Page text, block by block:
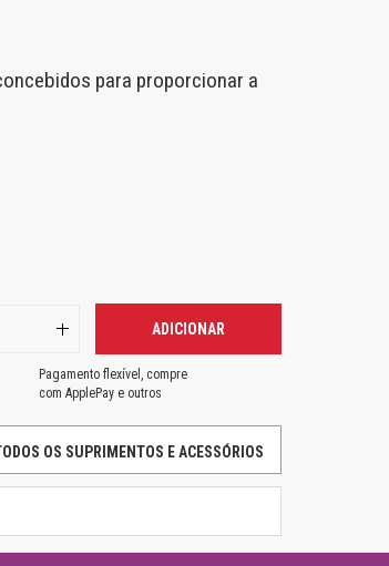
para proporcionar a
ADICIONAR
Pagamento flexível, compre
com ApplePay e outros
OS SUPRIMENTOS E ACESSÓRIOS